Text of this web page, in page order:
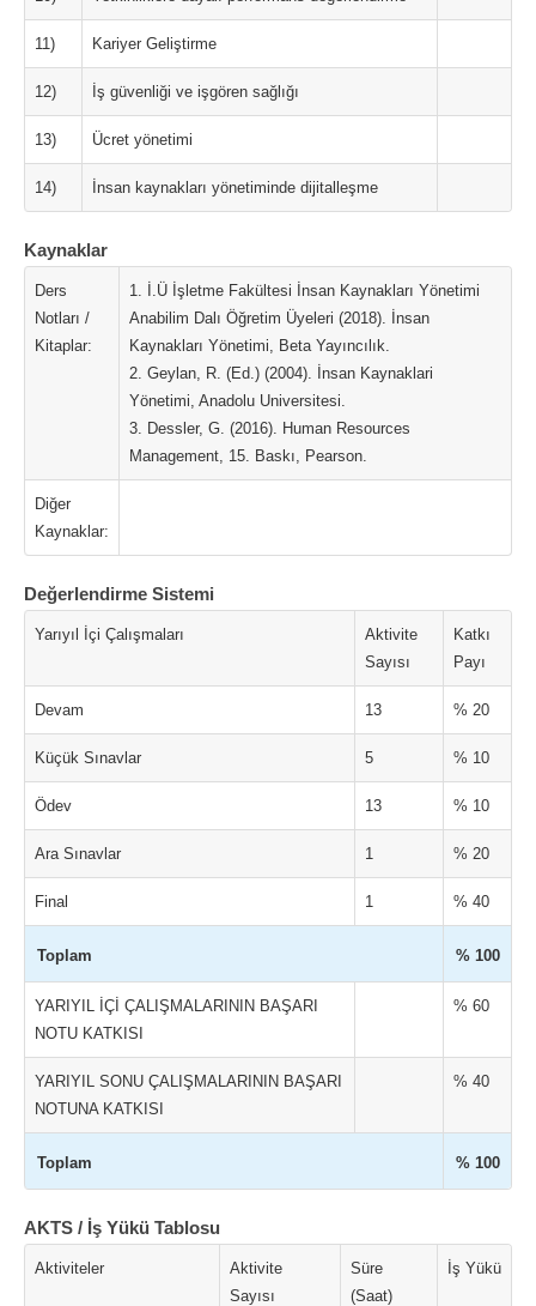
11) Kariyer Geliştirme
12) İş güvenliği ve işgören sağlığı
13) Ücret yönetimi
14) İnsan kaynakları yönetiminde dijitalleşme
Kaynaklar
Ders
Notları /
Kitaplar:
1. İ.Ü İşletme Fakültesi İnsan Kaynakları Yönetimi
Anabilim Dalı Öğretim Üyeleri (2018). İnsan
Kaynakları Yönetimi, Beta Yayıncılık.
2. Geylan, R. (Ed.) (2004). İnsan Kaynaklari
Yönetimi, Anadolu Universitesi.
3. Dessler, G. (2016). Human Resources
Management, 15. Baskı, Pearson.
Diğer
Kaynaklar:
Değerlendirme Sistemi
Yarıyıl İçi Çalışmaları
Aktivite
Sayısı
Katkı
Payı
Devam 13 % 20
Küçük Sınavlar 5 % 10
Ödev 13 % 10
Ara Sınavlar 1 % 20
Final 1 % 40
Toplam % 100
YARIYIL İÇİ ÇALIŞMALARININ BAŞARI
NOTU KATKISI
% 60
YARIYIL SONU ÇALIŞMALARININ BAŞARI
NOTUNA KATKISI
% 40
Toplam % 100
AKTS / İş Yükü Tablosu
Aktiviteler
Aktivite
Sayısı
Süre
(Saat)
İş Yükü